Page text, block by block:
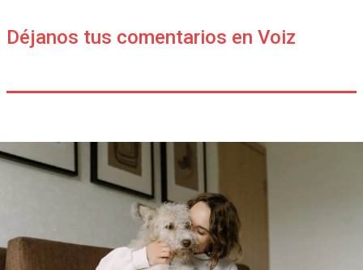
Déjanos tus comentarios en Voiz